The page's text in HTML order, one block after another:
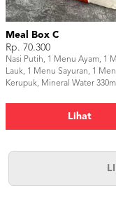
Meal Box C
Rp. 70.300
Nasi Putih, 1 Menu Ayam, 1
Lauk, 1 Menu Sayuran, 1
Kerupuk, Mineral Water 330ml
Lihat